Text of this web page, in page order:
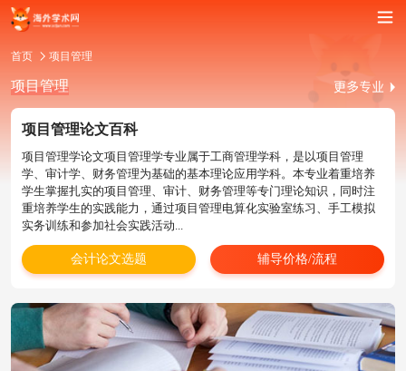
首页 项目管理
项目管理
项目管理论文百科
项目管理学论文项目管理学专业属于工商管理学科，是以项目管理
学、审计学、财务管理为基础的基本理论应用学科。本专业着重培养
学生掌握扎实的项目管理、审计、财务管理等专门理论知识，同时注
重培养学生的实践能力，通过项目管理电算化实验室练习、手工模拟
实务训练和参加社会实践活动...
会计论文选题 辅导价格/流程